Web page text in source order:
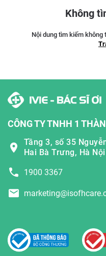
Không
Nội dung tìm kiếm không
CÔNG TY TNHH 1
Tầng 3, số 35
Hai Bà Trưng, Hà Nội
1900 3367